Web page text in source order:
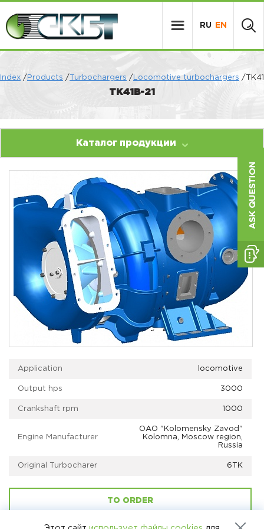
RU EN
Index / Products / Turbochargers / Locomotive turbochargers /ТК41
ТК41В-21
Каталог продукции
Application locomotive
Output hps 3000
Crankshaft rpm 1000
Engine Manufacturer
OАО "Kolomensky Zavod"
Kolomna, Moscow region,
Russia
Original Turbocharer 6ТК
TO ORDER